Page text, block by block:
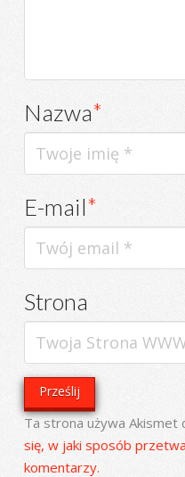
Nazwa*
E-mail*
Strona
Ta strona używa Akismet
się, w jaki sposób
komentarzy.